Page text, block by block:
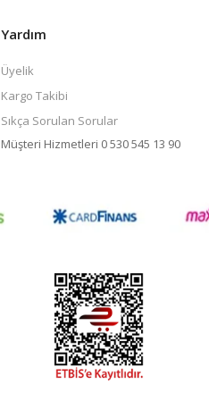
Yardım
Üyelik
Kargo Takibi
Sıkça Sorulan Sorular
Müşteri Hizmetleri 0 530 545 13 90